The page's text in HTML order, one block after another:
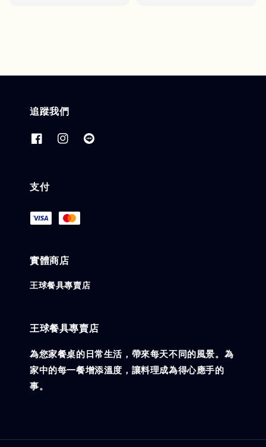
追蹤我們
支付
實體商店
王球餐具專賣店
王球餐具專賣店
為您家餐桌的日常生活，帶來每天不同的風景。為
家中的每一餐增添溫度，讓料理成為得心應手的
事。